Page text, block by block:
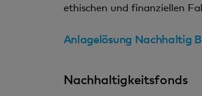
ethischen und finanziellen
Anlagelösung Nachhaltig
Nachhaltigkeitsfonds